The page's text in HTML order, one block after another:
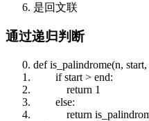
是回文联
通过递归判断
defis_palindrome(n, start,
ifstart > end:
return 1
else:
return